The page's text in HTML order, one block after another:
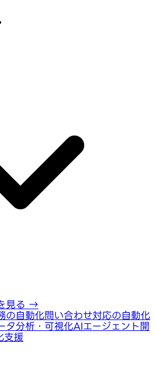
見る →
の自動化問い合わせ対応の自動化
タ分析・可視化AIエージェント開
支援